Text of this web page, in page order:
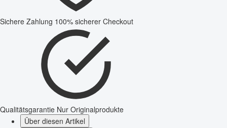
Sichere Zahlung 100% sicherer Checkout
Qualitätsgarantie Nur Originalprodukte
Über diesen Artikel